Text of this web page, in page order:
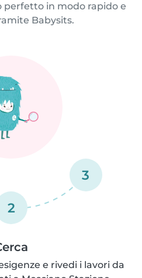
perfetto in modo rapido e
Babysits.
2
3
e rivedi i lavori da